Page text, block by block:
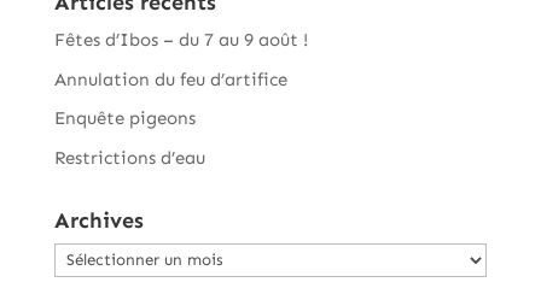
Fêtes d’Ibos – du 7 au 9 août !
Annulation du feu d’artifice
Enquête pigeons
Restrictions d’eau
Archives
Archives